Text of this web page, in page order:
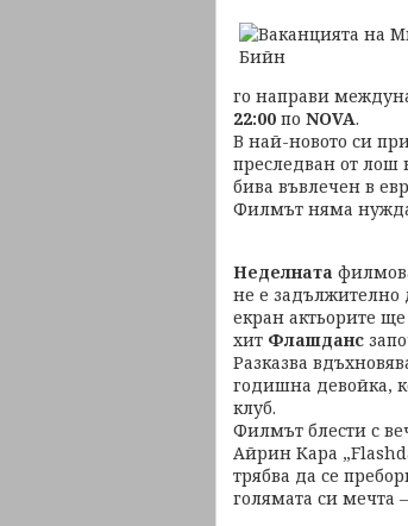
го направи
22:00 по NOVA.
В най-новото си
преследван от лош
бива въвлечен в
Филмът няма нужда
Неделната
не е задължително
екран актьорите
хит Флашданс
Разказва
годишна девойка,
клуб.
Филмът блести с
Айрин Кара
трябва да се
голямата си мечта